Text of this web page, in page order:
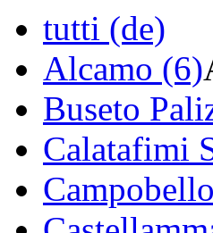
tutti (de)
Alcamo (6)
Buseto
Calatafimi